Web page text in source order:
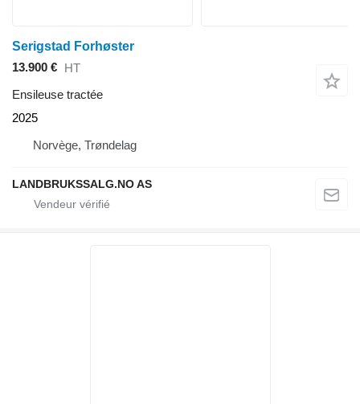
Serigstad Forhøster
13.900 € HT
Ensileuse tractée
2025
Norvège, Trøndelag
LANDBRUKSSALG.NO AS